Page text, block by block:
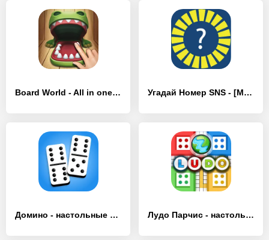
Board World - All in one game - [MOD Бесконечные деньги] Угадай Номер SNS - [MOD Бесконечные деньги]
Домино - настольные игры - [MOD Бесконечные деньги] Лудо Парчис - настольные игры - [MOD Бесконечные деньги]